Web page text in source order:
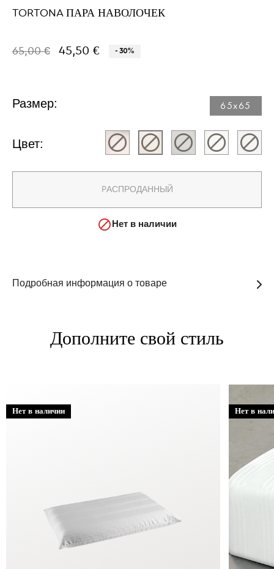
TORTONA ПАРА НАВОЛОЧЕК
65,00 € 45,50 € - 30%
Размер: 65x65​
Цвет:
PАСПРОДАННЫЙ
 Нет в наличии
Подробная информация о товаре
Дополните свой стиль
Нет в наличии Нет в